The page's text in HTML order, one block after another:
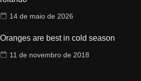
14 de maio de 2026
Oranges are best in cold season
11 de novembro de 2018